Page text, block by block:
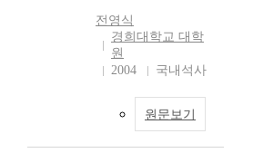
전영식
경희대학교 대학
원
2004
국내석사
원문보기